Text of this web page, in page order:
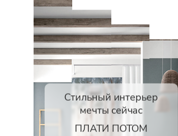
Стильный интерьер
мечты сейчас
ПЛАТИ ПОТОМ